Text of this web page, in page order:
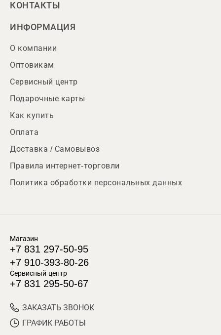
КОНТАКТЫ
ИНФОРМАЦИЯ
О компании
Оптовикам
Сервисный центр
Подарочные карты
Как купить
Оплата
Доставка / Самовывоз
Правила интернет-торговли
Политика обработки персональных данных
Магазин
+7 831 297-50-95
+7 910-393-80-26
Сервисный центр
+7 831 295-50-67
ЗАКАЗАТЬ ЗВОНОК
ГРАФИК РАБОТЫ